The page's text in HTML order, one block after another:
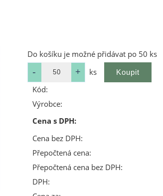
Do košíku je možné přidávat po 50 ks
ks
Kód:
Výrobce:
Cena s DPH:
Cena bez DPH:
Přepočtená cena:
Přepočtená cena bez DPH:
DPH: